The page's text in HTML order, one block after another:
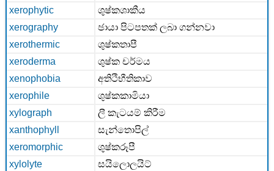
xerophytic
ශුෂ්කශාකීය
xerography
ඡායා පිටපතක් ලබා ගන්නවා
xerothermic
ශුෂ්කතාපී
xeroderma
ශුෂ්ක චර්මය
xenophobia
අතිථිභීතිකාව
xerophile
ශුෂ්කකාමියා
xylograph
ලී කැටයම් කිරීම
xanthophyll
සැන්තොපිල්
xeromorphic
ශුෂ්කරූපී
xylolyte
සයිලොලයිට්